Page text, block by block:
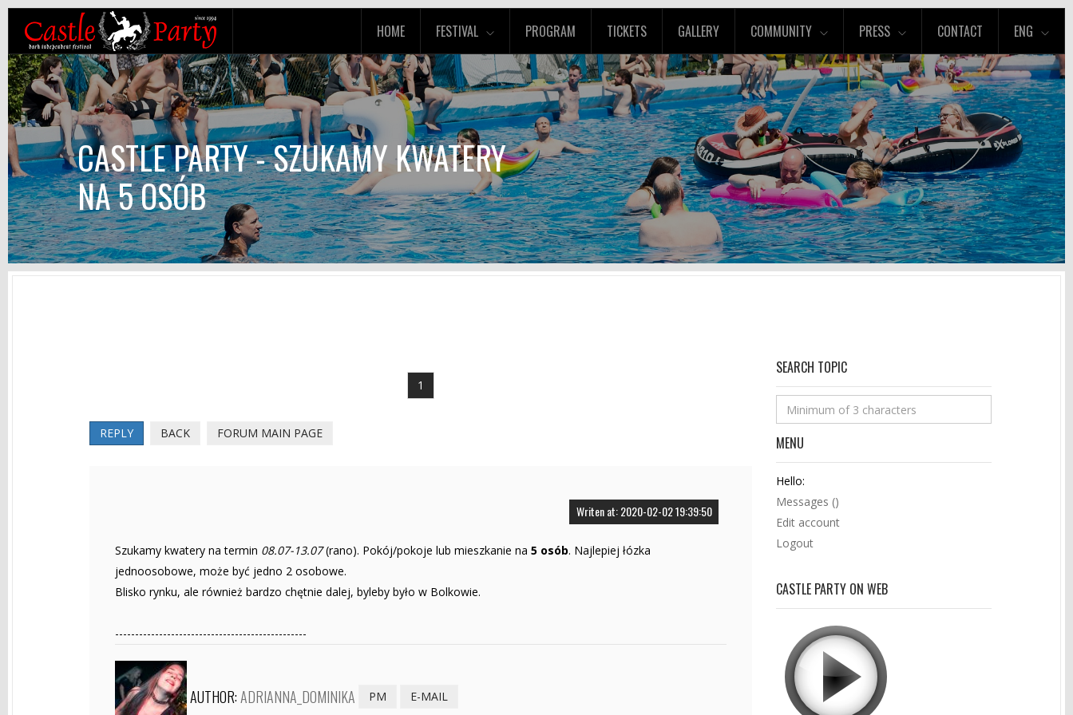
HOME FESTIVAL PROGRAM TICKETS GALLERY COMMUNITY PRESS CONTACT ENG
CASTLE PARTY - SZUKAMY KWATERY
NA 5 OSÓB
1
REPLY BACK FORUM MAIN PAGE
Writen at: 2020-02-02 19:39:50
Szukamy kwatery na termin 08.07-13.07(rano). Pokój/pokoje lub mieszkanie na 5 osób. Najlepiej łózka
jednoosobowe, może być jedno 2 osobowe.
Blisko rynku, ale również bardzo chętnie dalej, byleby było w Bolkowie.
------------------------------------------------
AUTHOR:ADRIANNA_DOMINIKA PM E-MAIL
SEARCH TOPIC
MENU
Hello:
Messages ()
Edit account
Logout
CASTLE PARTY ON WEB